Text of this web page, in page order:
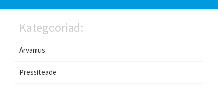
Kategooriad:
Arvamus
Pressiteade